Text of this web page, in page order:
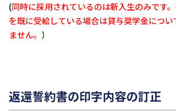
(同時に採用されているのは新入生のみです
を既に受給している場合は貸与奨学金につ
ません。 ）
返還誓約書の印字内容の訂正